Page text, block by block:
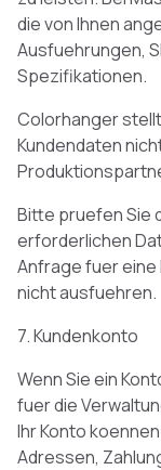
die von Ihnen
Ausfuehrungen,
Spezifikationen.
Colorhanger
Kundendaten
Bitte pruefen Sie
erforderlichen
Anfrage fuer
nicht ausfuehren.
7. Kundenkonto
Wenn Sie ein
fuer die
Ihr Konto
Adressen,